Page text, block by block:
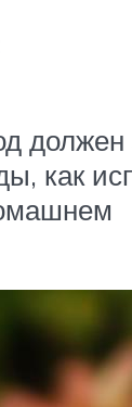
должен
как